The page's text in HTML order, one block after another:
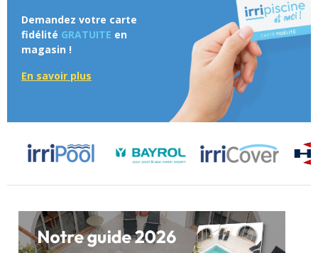
Demandez votre carte
fidélité GRATUITE en
magasin !
En savoir plus